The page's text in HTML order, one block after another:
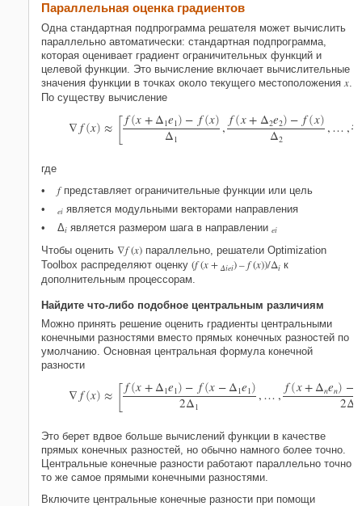
Параллельная оценка градиентов
Одна стандартная подпрограмма решателя может вычислить
параллельно автоматически: стандартная подпрограмма,
которая оценивает градиент ограничительных функций и
целевой функции. Это вычисление включает вычислительные
значения функции в точках около текущего местоположенияx.
По существу вычисление
∇f(x) ≈ [f(x+Δ1e1) − f(x)
Δ1
, f (x+ Δ2e2) − f (x)
Δ2
,… ,
где
fпредставляет ограничительные функции или цель
ei является модульными векторами направления
Δi является размером шага в направлении ei
Чтобы оценить ∇f(x) параллельно, решатели Optimization
Toolbox распределяют оценку (f(x+ Δiei) –f(x))/Δi к
дополнительным процессорам.
Найдите что-либо подобное центральным различиям
Можно принять решение оценить градиенты центральными
конечными разностями вместо прямых конечных разностей по
умолчанию. Основная центральная формула конечной
разности
∇f(x) ≈ [f(x+Δ1e1) − f(x −Δ1e1)
2Δ1
,… , f (x+Δnen) −
2Δ
Это берет вдвое больше вычислений функции в качестве
прямых конечных разностей, но обычно намного более точно.
Центральные конечные разности работают параллельно точно
то же самое прямыми конечными разностями.
Включите центральные конечные разности при помощи